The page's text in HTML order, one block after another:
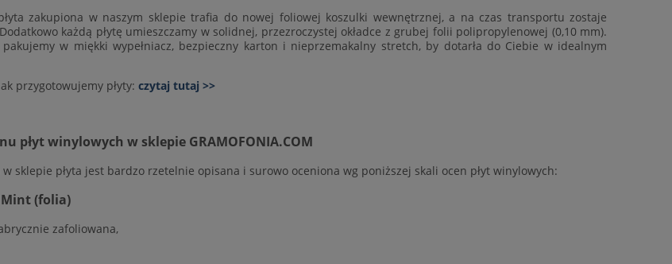
zakupiona w naszym sklepie trafia do nowej foliowej koszulki wewnętrznej, a na czas transportu zostaje
każdą płytę umieszczamy w solidnej, przezroczystej okładce z grubej folii polipropylenowej (0,10 mm).
pakujemy w miękki wypełniacz, bezpieczny karton i nieprzemakalny stretch, by dotarła do Ciebie w idealnym
przygotowujemy płyty: czytaj tutaj >>
płyt winylowych w sklepie GRAMOFONIA.COM
sklepie płyta jest bardzo rzetelnie opisana i surowo oceniona wg poniższej skali ocen płyt winylowych:
(folia)
zafoliowana,